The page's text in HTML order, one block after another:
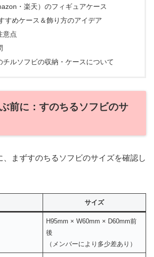
・楽天）のフィギュアケース
すめケース＆飾り方のアイデア
意点
チルソフビの収納・ケースについて
前に：すのちるソフビのサ
、まずすのちるソフビのサイズを確認し
サイズ
H95mm × W60mm × D60mm前
後
（メンバーにより多少差あり）